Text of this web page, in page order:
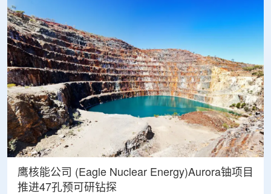
鹰核能公司 (Eagle Nuclear Energy)Aurora铀项目
推进47孔预可研钻探